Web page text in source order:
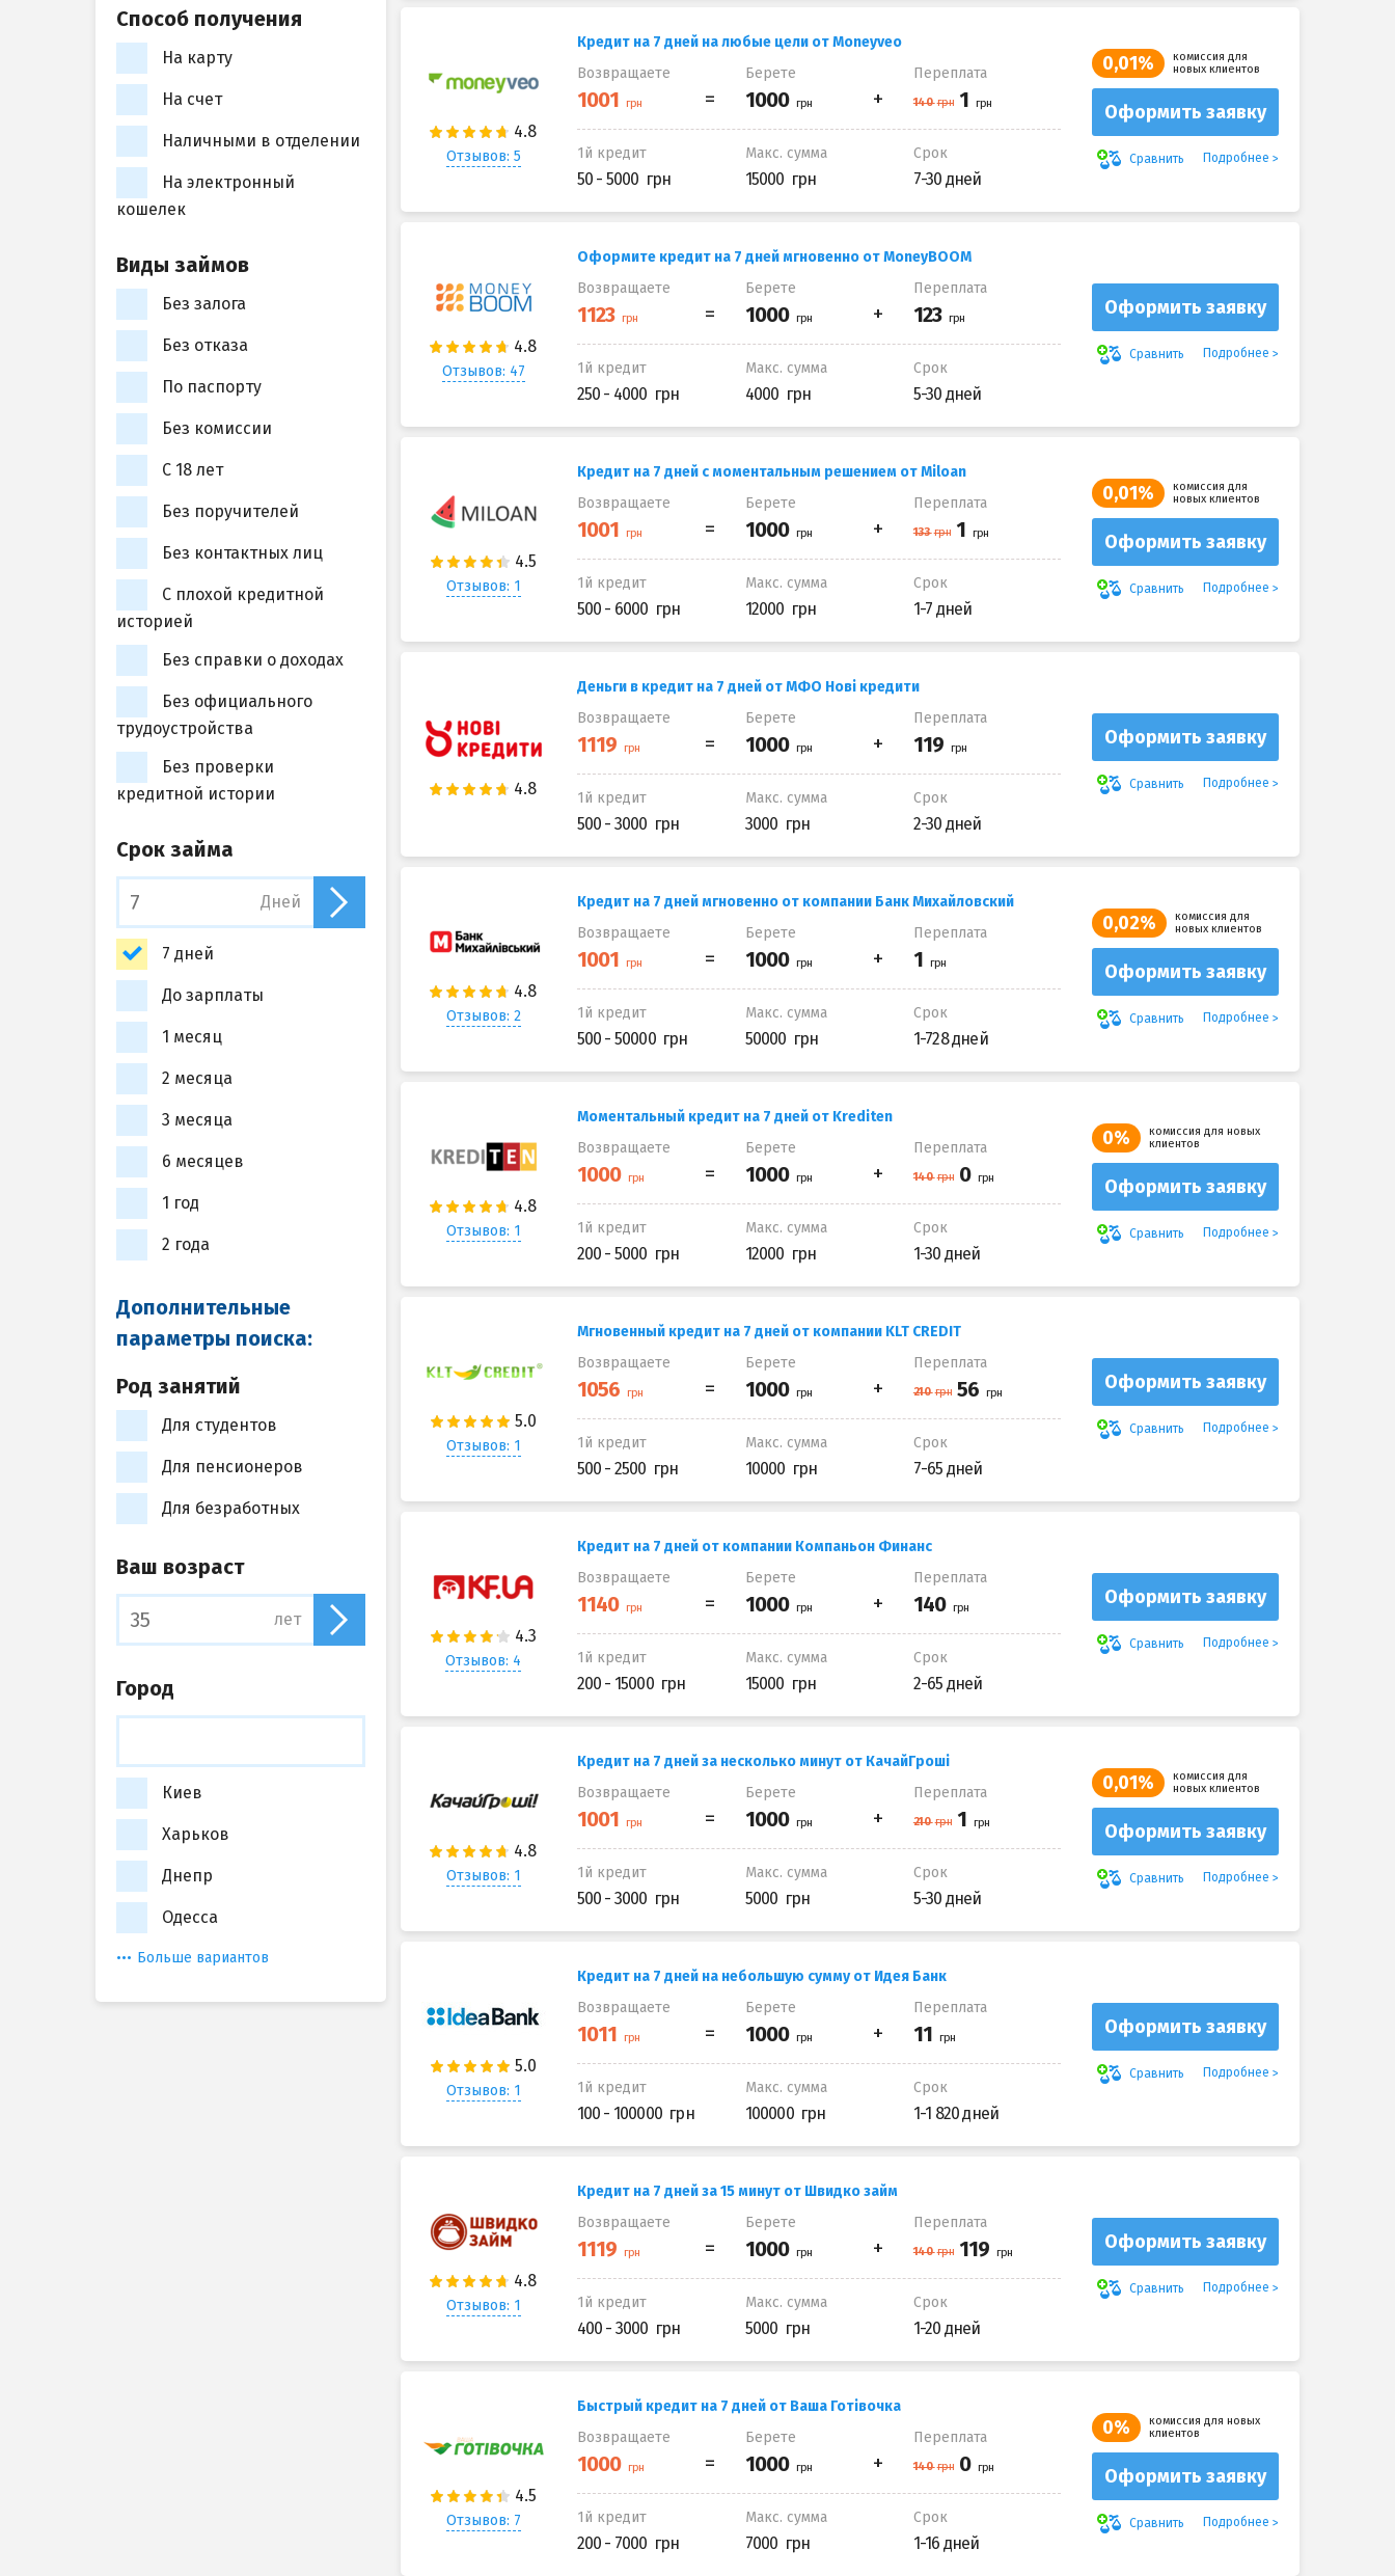
Отзывов: 5
Кредит на 7 дней на любые цели от Moneyveo
Возвращаете
Берете Переплата
1й кредит
50 - 5000
Макс. сумма
15000
Срок
7-30 дней
0,01%
комиссия для
новых клиентов
Оформить заявку
Сравнить Подробнее
Отзывов: 47
Оформите кредит на 7 дней мгновенно от MoneyBOOM
Возвращаете
Берете Переплата
1й кредит
250 - 4000
Макс. сумма
4000
Срок
5-30 дней
Оформить заявку
Сравнить Подробнее
Отзывов: 1
Кредит на 7 дней с моментальным решением от Miloan
Возвращаете
Берете Переплата
1й кредит
500 - 6000
Макс. сумма
12000
Срок
1-7 дней
0,01%
комиссия для
новых клиентов
Оформить заявку
Сравнить Подробнее
Деньги в кредит на 7 дней от МФО Нові кредити
Возвращаете
Берете Переплата
1й кредит
500 - 3000
Макс. сумма
3000
Срок
2-30 дней
Оформить заявку
Сравнить Подробнее
Отзывов: 2
Кредит на 7 дней мгновенно от компании Банк Михайловский
Возвращаете
Берете Переплата
1й кредит
500 - 50000
Макс. сумма
50000
Срок
1-728 дней
0,02%
комиссия для
новых клиентов
Оформить заявку
Сравнить Подробнее
Отзывов: 1
Моментальный кредит на 7 дней от Krediten
Возвращаете
Берете Переплата
1й кредит
200 - 5000
Макс. сумма
12000
Срок
1-30 дней
0%
комиссия для новых
клиентов
Оформить заявку
Сравнить Подробнее
Отзывов: 1
Мгновенный кредит на 7 дней от компании KLT CREDIT
Возвращаете
Берете Переплата
1й кредит
500 - 2500
Макс. сумма
10000
Срок
7-65 дней
Оформить заявку
Сравнить Подробнее
Отзывов: 4
Кредит на 7 дней от компании Компаньон Финанс
Возвращаете
Берете Переплата
1й кредит
200 - 15000
Макс. сумма
15000
Срок
2-65 дней
Оформить заявку
Сравнить Подробнее
Отзывов: 1
Кредит на 7 дней за несколько минут от КачайГроші
Возвращаете
Берете Переплата
1й кредит
500 - 3000
Макс. сумма
5000
Срок
5-30 дней
0,01%
комиссия для
новых клиентов
Оформить заявку
Сравнить Подробнее
Отзывов: 1
Кредит на 7 дней на небольшую сумму от Идея Банк
Возвращаете
Берете Переплата
1й кредит
100 - 100000
Макс. сумма
100000
Срок
1-1 820 дней
Оформить заявку
Сравнить Подробнее
Отзывов: 1
Кредит на 7 дней за 15 минут от Швидко займ
Возвращаете
Берете Переплата
1й кредит
400 - 3000
Макс. сумма
5000
Срок
1-20 дней
Оформить заявку
Сравнить Подробнее
Отзывов: 7
Быстрый кредит на 7 дней от Ваша Готівочка
Возвращаете
Берете Переплата
1й кредит
200 - 7000
Макс. сумма
7000
Срок
1-16 дней
0%
комиссия для новых
клиентов
Оформить заявку
Сравнить Подробнее
Способ получения
На карту
На счет
Наличными в отделении
На электронный
кошелек
Виды займов
Без залога
Без отказа
По паспорту
Без комиссии
С 18 лет
Без поручителей
Без контактных лиц
С плохой кредитной
историей
Без справки о доходах
Без официального
трудоустройства
Без проверки
кредитной истории
Срок займа
Дней
7 дней
До зарплаты
1 месяц
2 месяца
3 месяца
6 месяцев
1 год
2 года
Дополнительные
параметры поиска:
Род занятий
Для студентов
Для пенсионеров
Для безработных
Ваш возраст
лет
Город
Киев
Харьков
Днепр
Одесса
Больше вариантов